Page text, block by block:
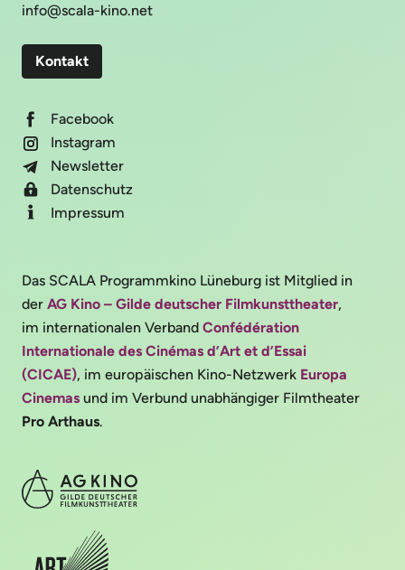
info@scala-kino.net
Kontakt
Facebook
Instagram
Newsletter
Datenschutz
Impressum
Das SCALA Programmkino Lüneburg ist Mitglied in
der AG Kino – Gilde deutscher Filmkunsttheater,
im internationalen Verband Confédération
Internationale des Cinémas d’Art et d’Essai
(CICAE), im europäischen Kino-Netzwerk Europa
Cinemas und im Verbund unabhängiger Filmtheater
Pro Arthaus.